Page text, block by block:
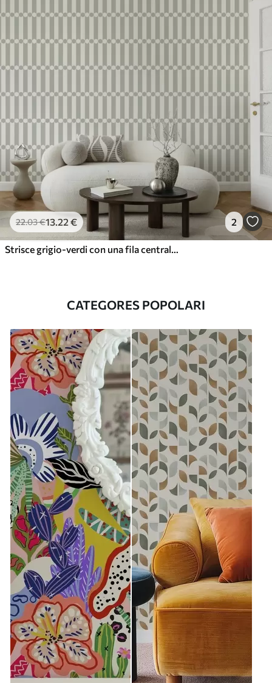
22.03€13.22 € 2
Strisce grigio-verdi con una fila centrale di cerchi
CATEGORES POPOLARI